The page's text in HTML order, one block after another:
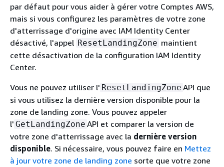
par défaut pour vous aider à gérer votre Comptes AWS,
mais si vous configurez les paramètres de votre zone
d'atterrissage d'origine avec IAM Identity Center
désactivé, l'appel ResetLandingZone maintient
cette désactivation de la configuration IAM Identity
Center.
Vous ne pouvez utiliser l' ResetLandingZone API que
si vous utilisez la dernière version disponible pour la
zone de landing zone. Vous pouvez appeler
l' GetLandingZone API et comparer la version de
votre zone d'atterrissage avec la dernière version
disponible. Si nécessaire, vous pouvez faire en Mettez
à jour votre zone de landing zone sorte que votre zone